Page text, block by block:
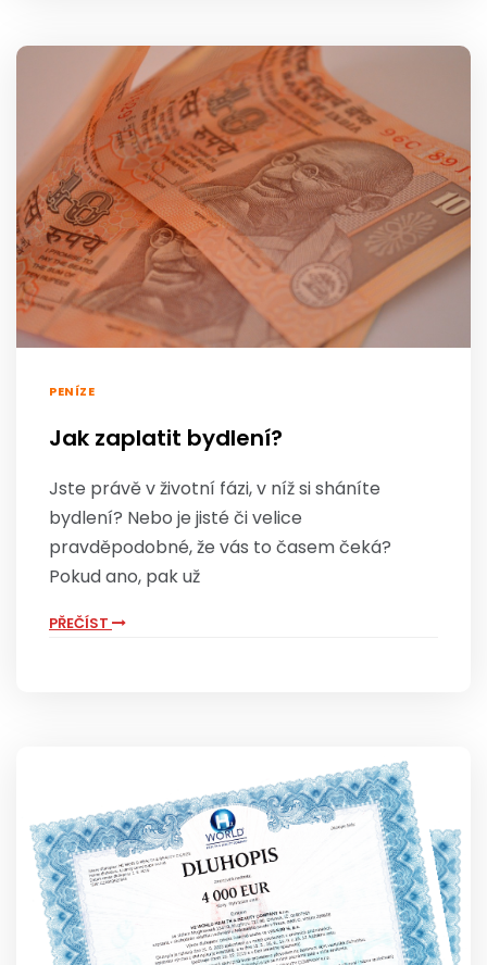
PENÍZE
Jak zaplatit bydlení?
Jste právě v životní fázi, v níž si sháníte
bydlení? Nebo je jisté či velice
pravděpodobné, že vás to časem čeká?
Pokud ano, pak už
PŘEČÍST